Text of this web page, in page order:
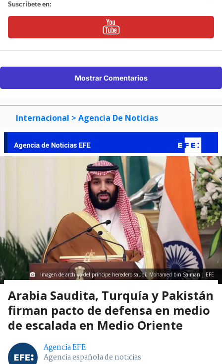
Suscríbete en:
Mostrar Comentarios
Internacional > Agencia De Noticias
Imagen de archivo del príncipe heredero saudí, Mohamed bin Salman | EFE
Arabia Saudita, Turquía y Pakistán
firman pacto de defensa en medio
de escalada en Medio Oriente
Agencia EFE
Agencia española de noticias